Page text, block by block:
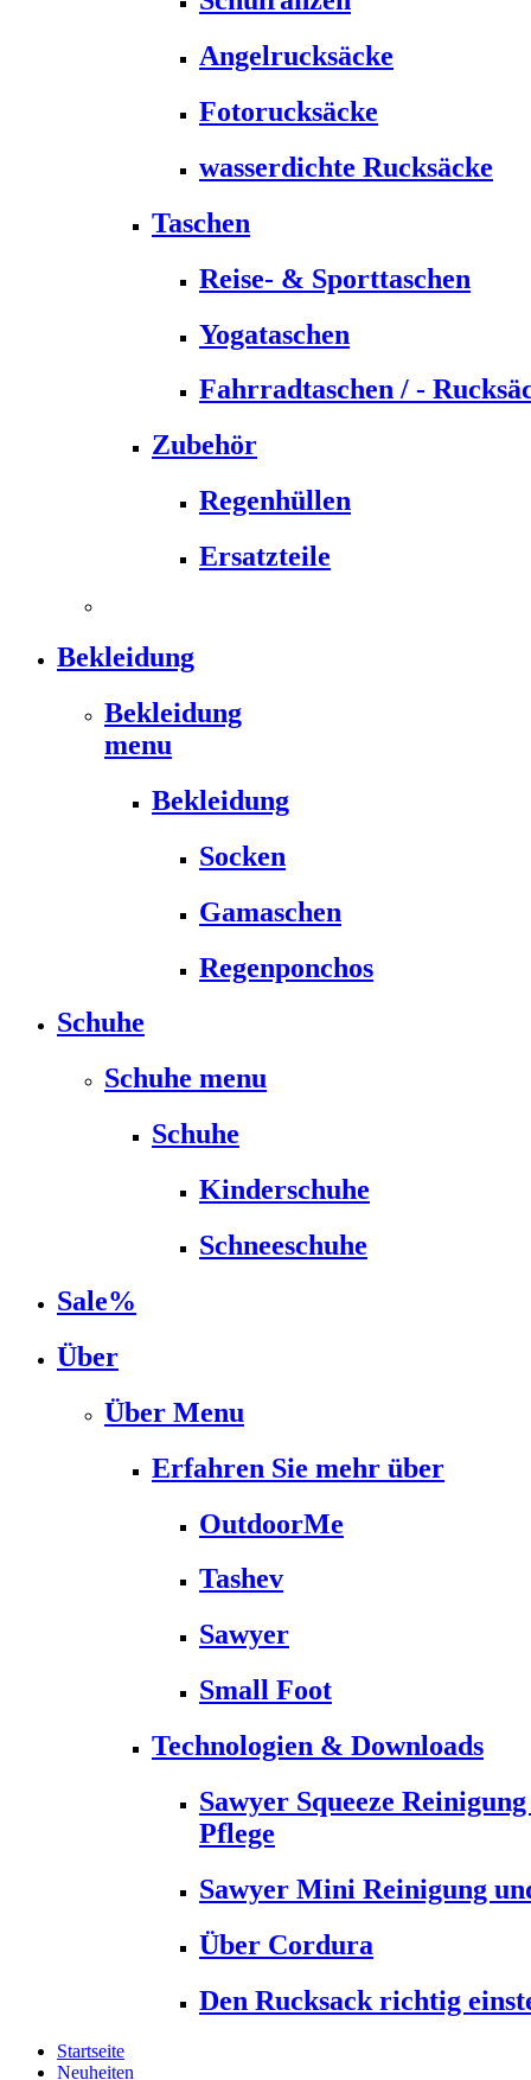
Angelrucksäcke
Fotorucksäcke
wasserdichte Rucksäcke
Taschen
Reise- & Sporttaschen
Yogataschen
Fahrradtaschen / -
Zubehör
Regenhüllen
Ersatzteile
Bekleidung
Bekleidung
menu
Bekleidung
Socken
Gamaschen
Regenponchos
Schuhe
Schuhe menu
Schuhe
Kinderschuhe
Schneeschuhe
Sale%
Über
Über Menu
Erfahren Sie mehr über
OutdoorMe
Tashev
Sawyer
Small Foot
Technologien & Downloads
Sawyer Squeeze
Pflege
Sawyer Mini Reinigung
Über Cordura
Den Rucksack richtig
Startseite
Neuheiten